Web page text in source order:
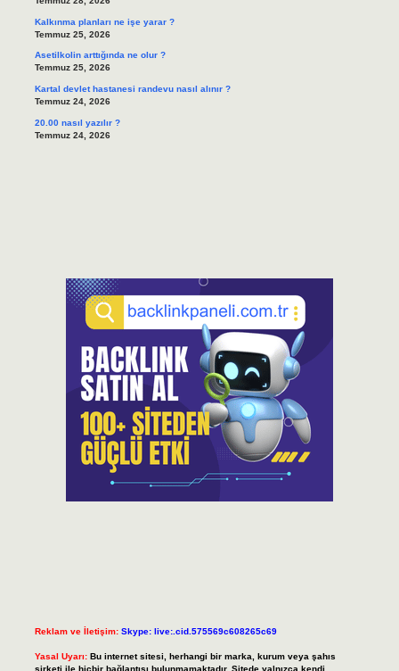
Kalkınma planları ne işe yarar ?
Temmuz 25, 2026
Asetilkolin arttığında ne olur ?
Temmuz 25, 2026
Kartal devlet hastanesi randevu nasıl alınır ?
Temmuz 24, 2026
20.00 nasıl yazılır ?
Temmuz 24, 2026
Reklam ve İletişim: Skype: live:.cid.575569c608265c69
Yasal Uyarı: Bu internet sitesi, herhangi bir marka, kurum veya şahıs